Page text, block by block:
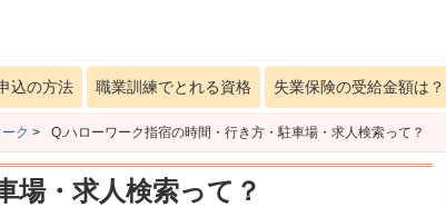
込の方法 職業訓練でとれる資格 失業保険の受給金額は？
ク > Q.ハローワーク指宿の時間・行き方・駐車場・求人検索って？
場・求人検索って？